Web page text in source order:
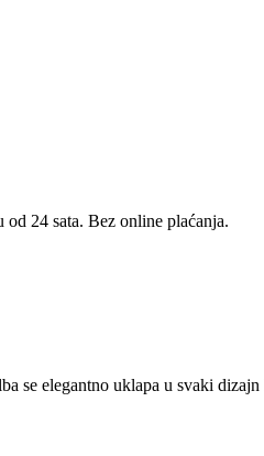
24 sata. Bez online plaćanja.
se elegantno uklapa u svaki